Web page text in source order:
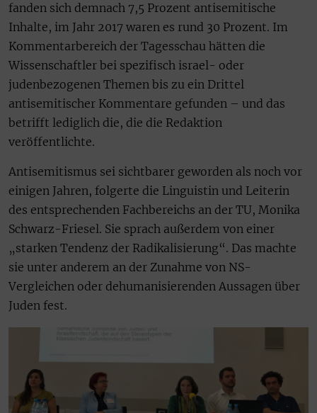
fanden sich demnach 7,5 Prozent antisemitische
Inhalte, im Jahr 2017 waren es rund 30 Prozent. Im
Kommentarbereich der Tagesschau hätten die
Wissenschaftler bei spezifisch israel- oder
judenbezogenen Themen bis zu ein Drittel
antisemitischer Kommentare gefunden – und das
betrifft lediglich die, die die Redaktion
veröffentlichte.
Antisemitismus sei sichtbarer geworden als noch vor
einigen Jahren, folgerte die Linguistin und Leiterin
des entsprechenden Fachbereichs an der TU, Monika
Schwarz-Friesel. Sie sprach außerdem von einer
„starken Tendenz der Radikalisierung“. Das machte
sie unter anderem an der Zunahme von NS-
Vergleichen oder dehumanisierenden Aussagen über
Juden fest.